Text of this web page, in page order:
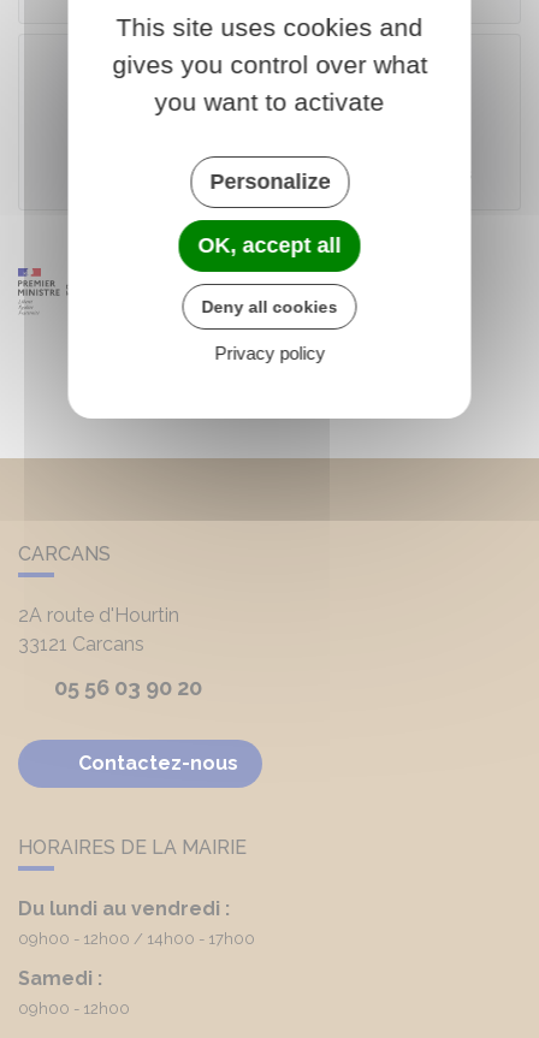
Accéder au téléservice
Ministère chargé de l'Europe et des affaires étrangères
CARCANS
2A route d'Hourtin
33121 Carcans
05 56 03 90 20
Contactez-nous
HORAIRES DE LA MAIRIE
Du lundi au vendredi :
09h00 - 12h00 14h00 - 17h00
Samedi :
09h00 - 12h00
This site uses cookies and
gives you control over what
you want to activate
Personalize
OK, accept all
Deny all cookies
Privacy policy